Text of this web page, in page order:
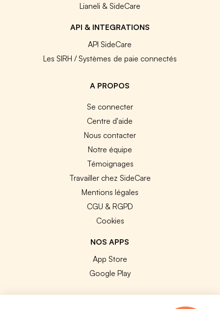
Lianeli & SideCare
API & INTEGRATIONS
API SideCare
Les SIRH / Systèmes de paie connectés
A PROPOS
Se connecter
Centre d'aide
Nous contacter
Notre équipe
Témoignages
Travailler chez SideCare
Mentions légales
CGU & RGPD
Cookies
NOS APPS
App Store
Google Play